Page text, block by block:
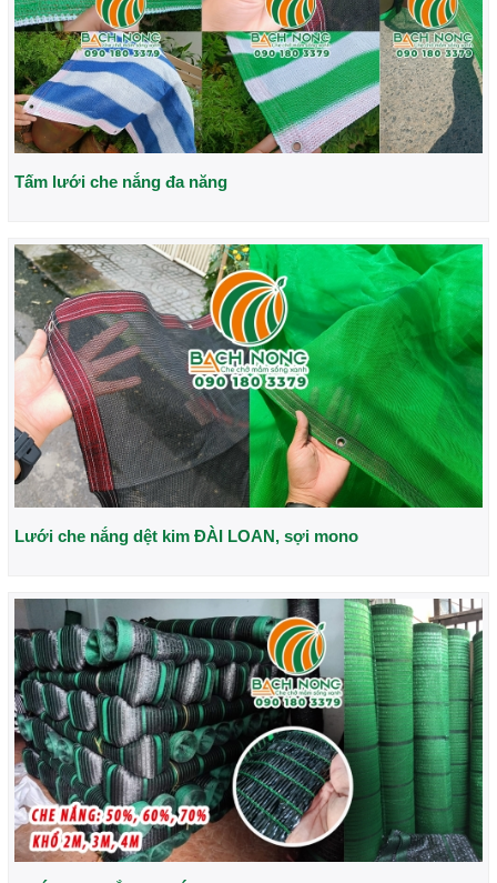
Tấm lưới che nắng đa năng
Lưới che nắng dệt kim ĐÀI LOAN, sợi mono